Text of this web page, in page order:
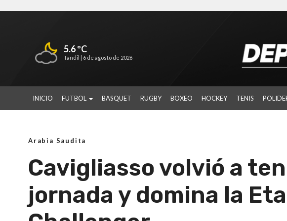
5.6 ºC
Tandil | 6 de agosto de 2026
INICIO FUTBOL BASQUET RUGBY BOXEO HOCKEY TENIS
Arabia Saudita
Cavigliasso volvió a
jornada y domina la